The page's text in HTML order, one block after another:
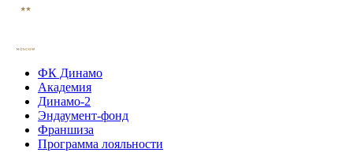
ФК Динамо
Академия
Динамо-2
Эндаумент-фонд
Франшиза
Программа лояльности